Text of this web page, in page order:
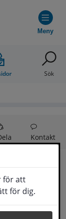
för att
för dig.
Meny
Sök
Kontakt
och